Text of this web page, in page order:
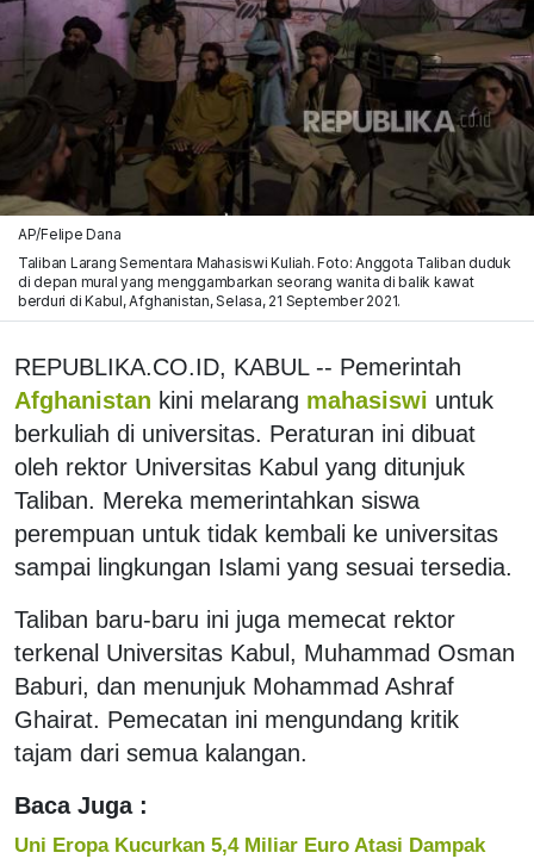
AP/Felipe Dana
Taliban Larang Sementara Mahasiswi Kuliah. Foto: Anggota Taliban duduk
di depan mural yang menggambarkan seorang wanita di balik kawat
berduri di Kabul, Afghanistan, Selasa, 21 September 2021.
REPUBLIKA.CO.ID, KABUL -- Pemerintah
Afghanistan kini melarang mahasiswi untuk
berkuliah di universitas. Peraturan ini dibuat
oleh rektor Universitas Kabul yang ditunjuk
Taliban. Mereka memerintahkan siswa
perempuan untuk tidak kembali ke universitas
sampai lingkungan Islami yang sesuai tersedia.
Taliban baru-baru ini juga memecat rektor
terkenal Universitas Kabul, Muhammad Osman
Baburi, dan menunjuk Mohammad Ashraf
Ghairat. Pemecatan ini mengundang kritik
tajam dari semua kalangan.
Baca Juga :
Uni Eropa Kucurkan 5,4 Miliar Euro Atasi Dampak